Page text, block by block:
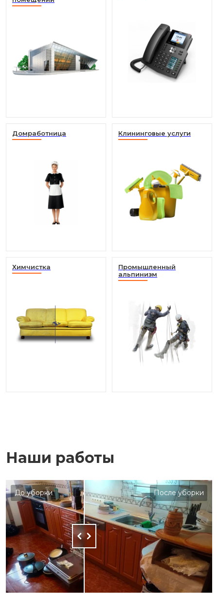
Домработница Клининговые услуги
Химчистка
Промышленный
альпинизм
Наши работы
До уборки После уборки